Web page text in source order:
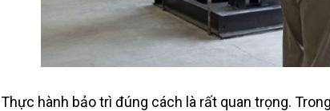
Thực hành bảo trì đúng cách là rất quan trọng.